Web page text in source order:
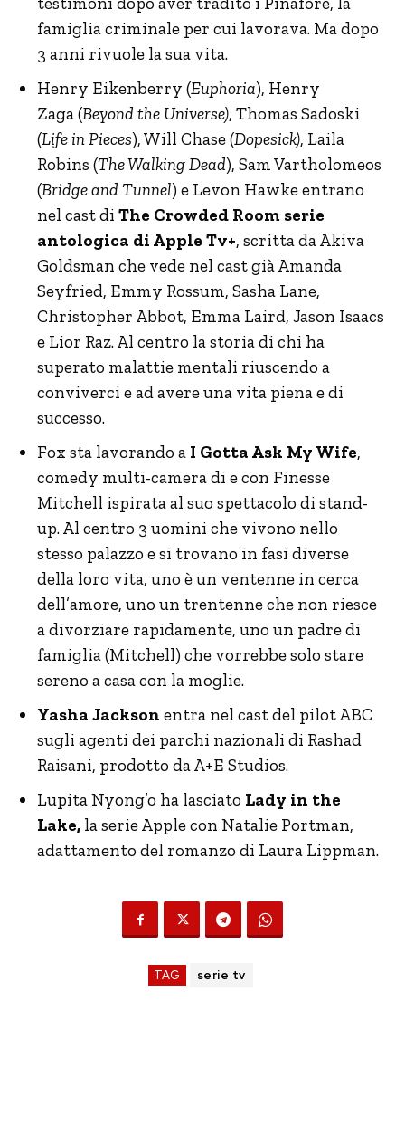
famiglia criminale per cui lavorava. Ma dopo
3 anni rivuole la sua vita.
Henry Eikenberry (Euphoria), Henry
Zaga (Beyond the Universe), Thomas Sadoski
(Life in Pieces), Will Chase (Dopesick), Laila
Robins (The Walking Dead), Sam Vartholomeos
(Bridge and Tunnel) e Levon Hawke entrano
nel cast di The Crowded Room serie
antologica di Apple Tv+, scritta da Akiva
Goldsman che vede nel cast già Amanda
Seyfried, Emmy Rossum, Sasha Lane,
Christopher Abbot, Emma Laird, Jason Isaacs
e Lior Raz. Al centro la storia di chi ha
superato malattie mentali riuscendo a
conviverci e ad avere una vita piena e di
successo.
Fox sta lavorando a I Gotta Ask My Wife,
comedy multi-camera di e con Finesse
Mitchell ispirata al suo spettacolo di stand-
up. Al centro 3 uomini che vivono nello
stesso palazzo e si trovano in fasi diverse
della loro vita, uno è un ventenne in cerca
dell’amore, uno un trentenne che non riesce
a divorziare rapidamente, uno un padre di
famiglia (Mitchell) che vorrebbe solo stare
sereno a casa con la moglie.
Yasha Jackson entra nel cast del pilot ABC
sugli agenti dei parchi nazionali di Rashad
Raisani, prodotto da A+E Studios.
Lupita Nyong’o ha lasciato Lady in the
Lake, la serie Apple con Natalie Portman,
adattamento del romanzo di Laura Lippman.
TAG serie tv